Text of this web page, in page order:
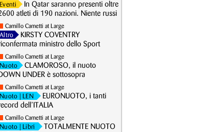
Eventi
In Qatar saranno presenti oltre
atleti di 190 nazioni. Niente russi
Camillo Cametti at Large
Altro
KIRSTY COVENTRY
ministro dello Sport
Camillo Cametti at Large
Nuoto
CLAMOROSO, il nuoto
UNDER è sottosopra
Camillo Cametti at Large
Nuoto | LEN
EURONUOTO, i tanti
dell’ITALIA
Camillo Cametti at Large
Nuoto | Libri
TOTALMENTE NUOTO